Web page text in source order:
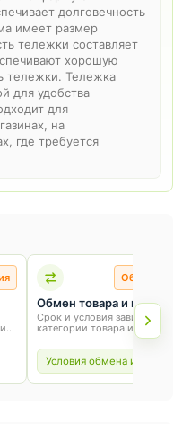
Обмен и
Обмен товара и возврат
Срок и условия зависят от
категории товара и способа
покупки. Для обмена или
сохраните товарный вид,
и чек.
Условия обмена и
долговечность
имеет размер
тележки составляет
хорошую
тележки. Тележка
для удобства
для
на
где требуется